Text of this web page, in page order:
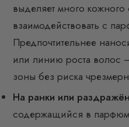
выделяет много кожного
взаимодействовать с
Предпочтительнее
или линию роста волос
зоны без риска
На ранки или
содержащийся в